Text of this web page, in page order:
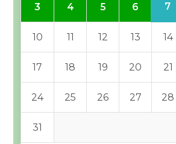
3 4 5 6 7
10 11 12 13 14
17 18 19 20 21
24 25 26 27 28
31